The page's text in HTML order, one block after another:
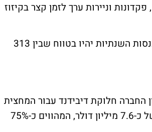
פקדונות וניירות ערך לזמן קצר בקיזוז
מג'יק מאשררת את תחזיתה הקודמת לשנת 2019 וצופה כי ההכנסות השנתיות יהיו בטווח שבין 313
החברה חלוקת דיבידנד עבור המחצית
הראשונה של 2019 בסכום של 15.6 סנט למניה ובסכום כולל של כ-7.6 מיליון דולר, המהווים כ-75%